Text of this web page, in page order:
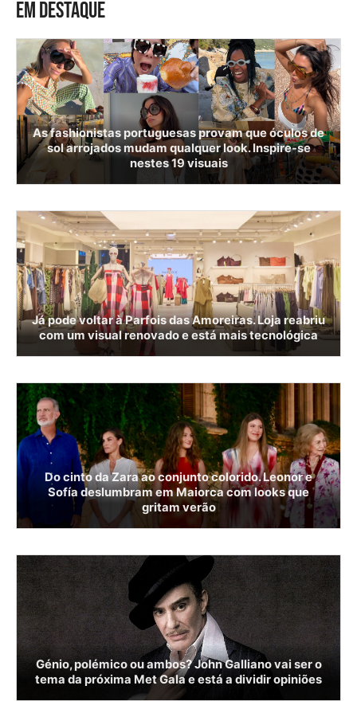
EM DESTAQUE
As fashionistas portuguesas provam que óculos de
sol arrojados mudam qualquer look. Inspire-se
nestes 19 visuais
Já pode voltar à Parfois das Amoreiras. Loja reabriu
com um visual renovado e está mais tecnológica
Do cinto da Zara ao conjunto colorido. Leonor e
Sofía deslumbram em Maiorca com looks que
gritam verão
Génio, polémico ou ambos? John Galliano vai ser o
tema da próxima Met Gala e está a dividir opiniões